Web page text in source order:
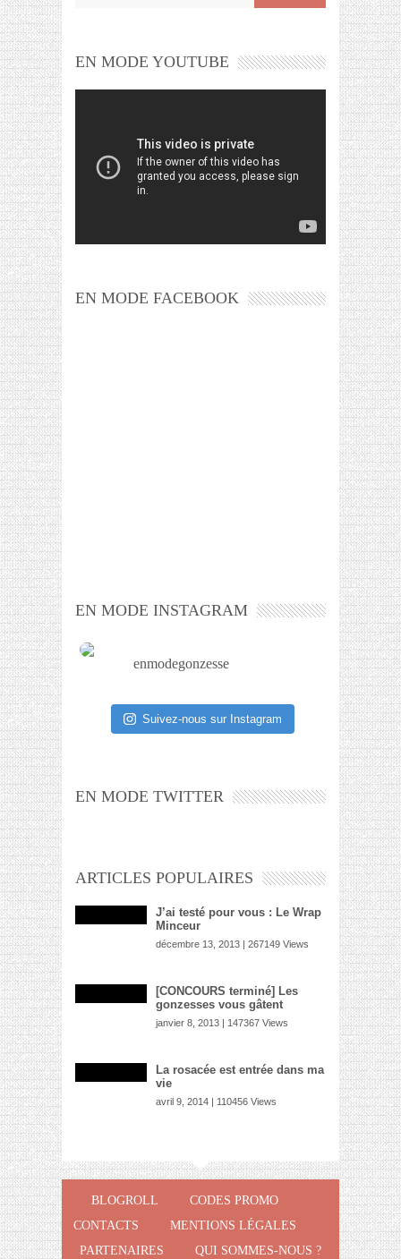
EN MODE YOUTUBE
EN MODE FACEBOOK
EN MODE INSTAGRAM
enmodegonzesse
Suivez-nous sur Instagram
EN MODE TWITTER
ARTICLES POPULAIRES
J’ai testé pour vous : Le Wrap
Minceur
décembre 13, 2013 | 267149 Views
[CONCOURS terminé] Les
gonzesses vous gâtent
janvier 8, 2013 | 147367 Views
La rosacée est entrée dans ma
vie
avril 9, 2014 | 110456 Views
BLOGROLL
CODES PROMO
CONTACTS
MENTIONS LÉGALES
PARTENAIRES
QUI SOMMES-NOUS ?